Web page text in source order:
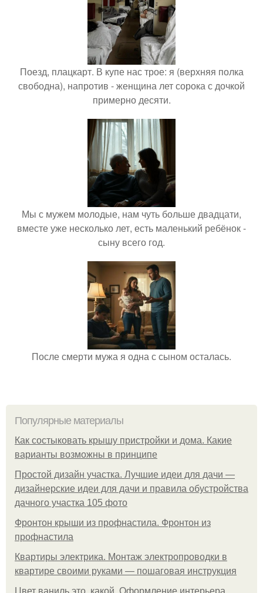
Поезд, плацкарт. В купе нас трое: я (верхняя полка
свободна), напротив - женщина лет сорока с дочкой
примерно десяти.
Мы с мужем молодые, нам чуть больше двадцати,
вместе уже несколько лет, есть маленький ребёнок -
сыну всего год.
После смерти мужа я одна с сыном осталась.
Популярные материалы
Как состыковать крышу пристройки и дома. Какие
варианты возможны в принципе
Простой дизайн участка. Лучшие идеи для дачи —
дизайнерские идеи для дачи и правила обустройства
дачного участка 105 фото
Фронтон крыши из профнастила. Фронтон из
профнастила
Квартиры электрика. Монтаж электропроводки в
квартире своими руками — пошаговая инструкция
Цвет ваниль это, какой. Оформление интерьера